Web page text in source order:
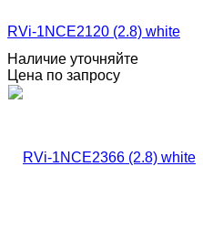
RVi-1NCE2120 (2.8) white
Наличие уточняйте
Цена по запросу